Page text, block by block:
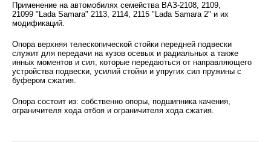
Применение на автомобилях семейства ВАЗ-2108, 2109,
21099 "Lada Samara" 2113, 2114, 2115 "Lada Samara 2" и их
модификаций.
Опора верхняя телескопической стойки передней подвески
служит для передачи на кузов осевых и радиальных а также
инных моментов и сил, которые передаються от направляющего
устройства подвески, усилий стойки и упругих сил пружины с
буфером сжатия.
Опора состоит из: собственно опоры, подшипника качения,
ограничителя хода отбоя и ограничителя хода сжатия.